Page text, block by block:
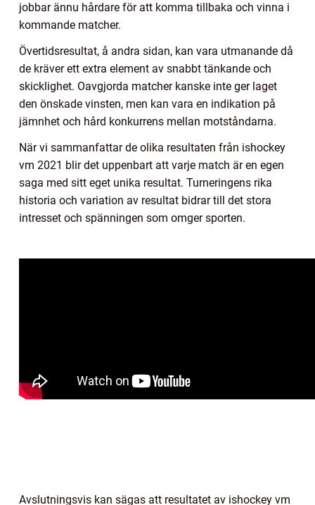
jobbar ännu hårdare för att komma tillbaka och vinna i
kommande matcher.
Övertidsresultat, å andra sidan, kan vara utmanande då
de kräver ett extra element av snabbt tänkande och
skicklighet. Oavgjorda matcher kanske inte ger laget
den önskade vinsten, men kan vara en indikation på
jämnhet och hård konkurrens mellan motståndarna.
När vi sammanfattar de olika resultaten från ishockey
vm 2021 blir det uppenbart att varje match är en egen
saga med sitt eget unika resultat. Turneringens rika
historia och variation av resultat bidrar till det stora
intresset och spänningen som omger sporten.
Avslutningsvis kan sägas att resultatet av ishockey vm